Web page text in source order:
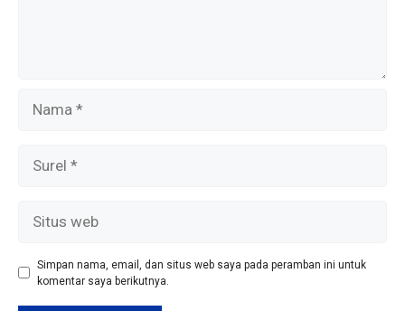
web
Simpan nama, email, dan situs web saya pada peramban ini untuk
komentar saya berikutnya.